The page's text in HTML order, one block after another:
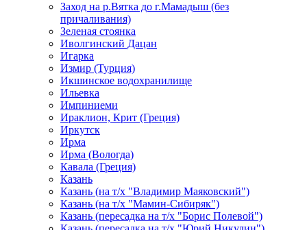
Заход на р.Вятка до г.Мамадыш (без
причаливания)
Зеленая стоянка
Иволгинский Дацан
Игарка
Измир (Турция)
Икшинское водохранилище
Ильевка
Импиниеми
Ираклион, Крит (Греция)
Иркутск
Ирма
Ирма (Вологда)
Кавала (Греция)
Казань
Казань (на т/х "Владимир Маяковский")
Казань (на т/х "Мамин-Сибиряк")
Казань (пересадка на т/х "Борис Полевой")